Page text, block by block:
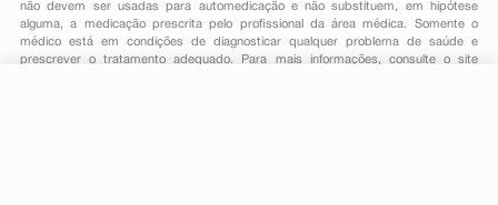
não devem ser usadas para automedicação e não substituem, em hipótese
alguma, a medicação prescrita pelo profissional da área médica. Somente o
médico está em condições de diagnosticar qualquer problema de saúde e
prescrever o tratamento adequado. Para mais informações, consulte o site